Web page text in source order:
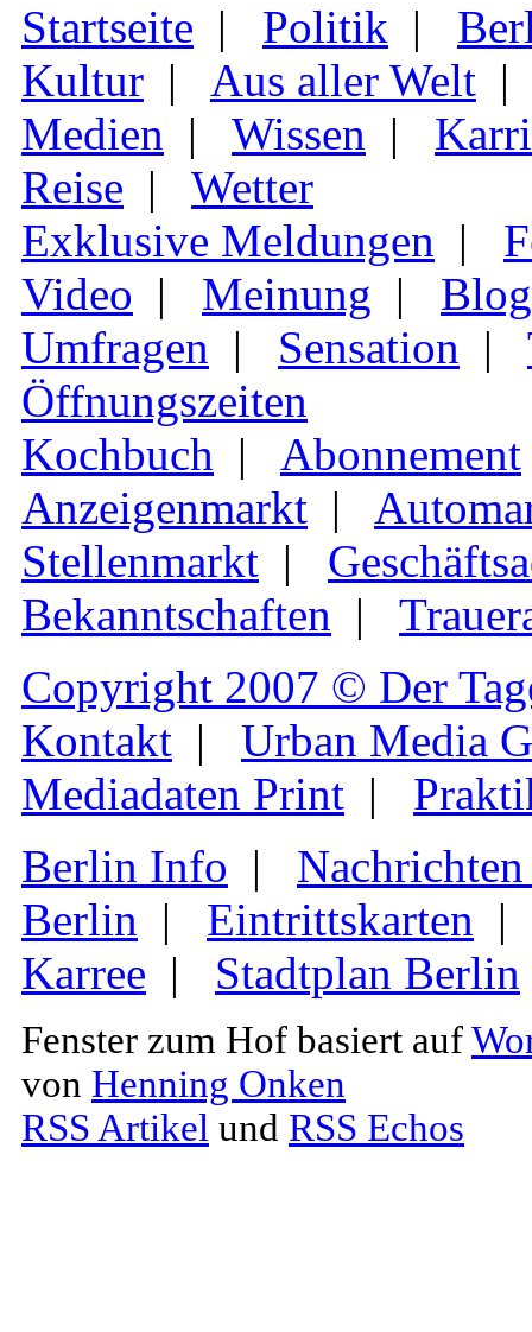
Startseite | Politik |
Kultur | Aus aller Welt
Medien | Wissen |
Reise | Wetter
Exklusive Meldungen |
Video | Meinung |
Umfragen | Sensation |
Öffnungszeiten
Kochbuch | Abonnement
Anzeigenmarkt |
Stellenmarkt |
Bekanntschaften |
Copyright 2007 © Der
Kontakt | Urban Media
Mediadaten Print |
Berlin Info |
Berlin | Eintrittskarten
Karree | Stadtplan Berlin
Fenster zum Hof basiert auf
von Henning Onken
RSS Artikel und RSS Echos